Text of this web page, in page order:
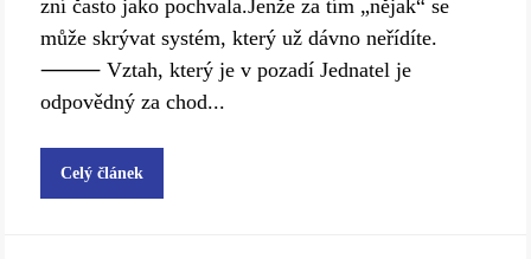
zní často jako pochvala.Jenže za tím „nějak“ se
může skrývat systém, který už dávno neřídíte.
⸻ Vztah, který je v pozadí Jednatel je
odpovědný za chod...
Celý článek